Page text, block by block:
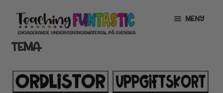
Hoppa
till
navigering
Gå
till
innehåll
MENY
INFO
MITT KONTO
TEMA